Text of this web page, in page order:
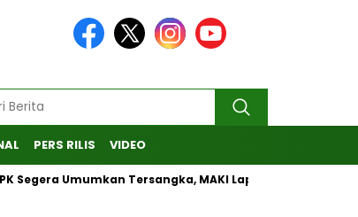
PERS RILIS VIDEO
Umumkan Tersangka, MAKI Laporkan Penanganan